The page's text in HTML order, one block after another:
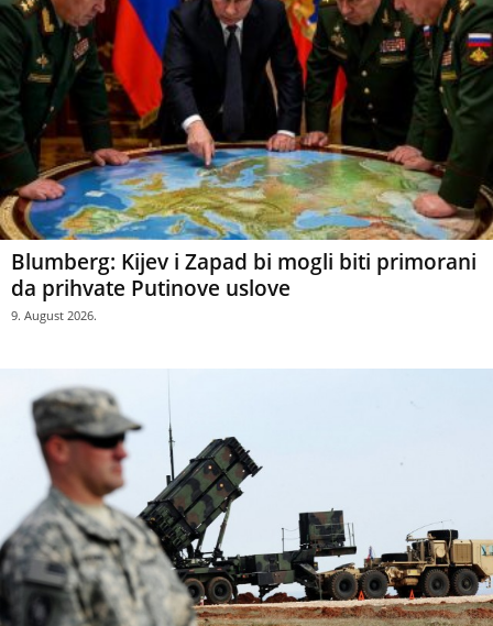
Blumberg: Kijev i Zapad bi mogli biti primorani
da prihvate Putinove uslove
9. August 2026.